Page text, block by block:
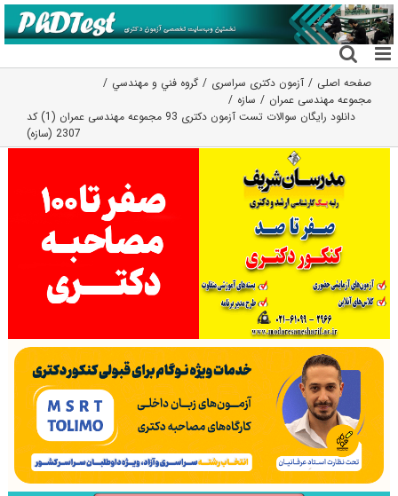
رفتن
به
محتوا
صفحه اصلی آزمون دکتری سراسری
گروه فني و مهندسي
مجموعه مهندسی عمران
سازه
دانلود رایگان سوالات تست آزمون دکتری 93 مجموعه مهندسی عمران (1) کد
2307 (سازه)